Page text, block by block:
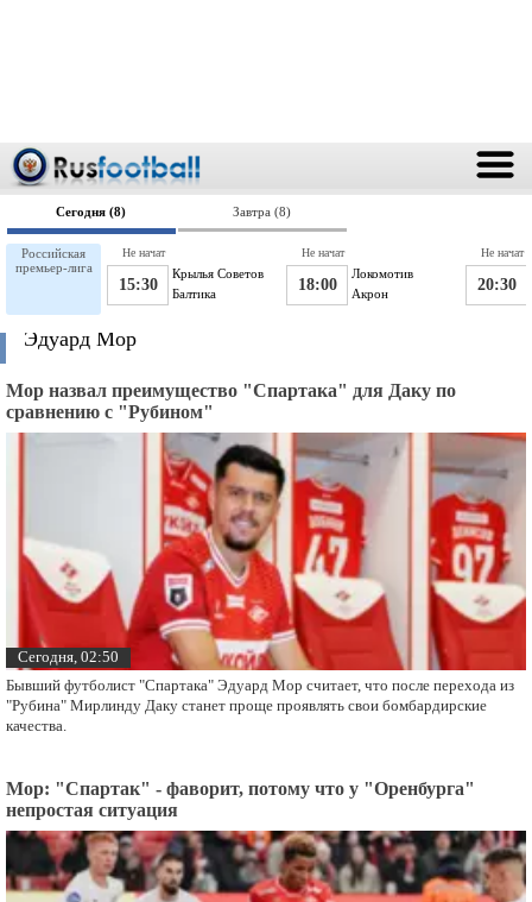
Сегодня (8) Завтра (8)
Российская
премьер-лига
Крылья Советов
15:30 Балтика
Не начат
Локомотив
18:00 Акрон
Не начат
20:30
Не начат
Эдуард Мор
Мор назвал преимущество "Спартака" для Даку по
сравнению с "Рубином"
Сегодня, 02:50
Бывший футболист "Спартака" Эдуард Мор считает, что после перехода из
"Рубина" Мирлинду Даку станет проще проявлять свои бомбардирские
качества.
Мор: "Спартак" - фаворит, потому что у "Оренбурга"
непростая ситуация